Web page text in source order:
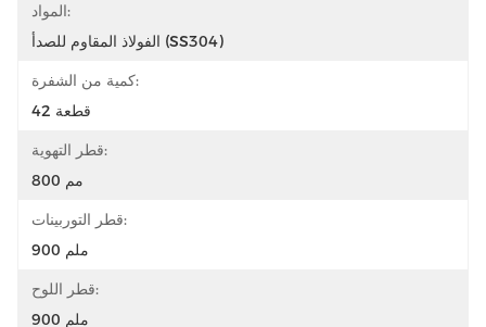
المواد:
الفولاذ المقاوم للصدأ (SS304)
كمية من الشفرة:
42 قطعة
قطر التهوية:
800 مم
قطر التوربينات:
900 ملم
قطر اللوح:
900 ملم